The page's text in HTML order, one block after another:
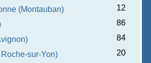
(Montauban)
12
86
84
sur-Yon)
20